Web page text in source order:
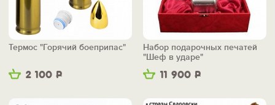
2 100 Р
Термос "Горячий боеприпас"
11 900 Р
Набор подарочных печатей
"Шеф в ударе"